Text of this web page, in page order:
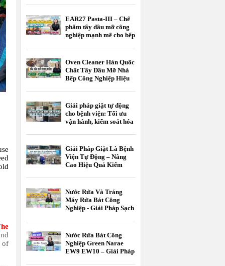
of
EAR27 Pasta-III – Chế
phẩm tẩy dầu mỡ công
nghiệp mạnh mẽ cho bếp
phẩm
Oven Cleaner Hàn Quốc
Chất Tẩy Dầu Mỡ Nhà
Bếp Công Nghiệp Hiệu
Giải pháp giặt tự động
cho bệnh viện: Tối ưu
vận hành, kiểm soát hóa
Giải Pháp Giặt Là Bệnh
Viện Tự Động – Nâng
Cao Hiệu Quả Kiểm
Hành
Nước Rửa Và Tráng
Máy Rửa Bát Công
Nghiệp - Giải Pháp Sạch
Nước Rửa Bát Công
Nghiệp Green Narae
EW9 EW10 – Giải Pháp